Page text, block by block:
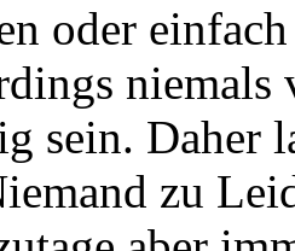
oder
niemals
sein. Daher
zu